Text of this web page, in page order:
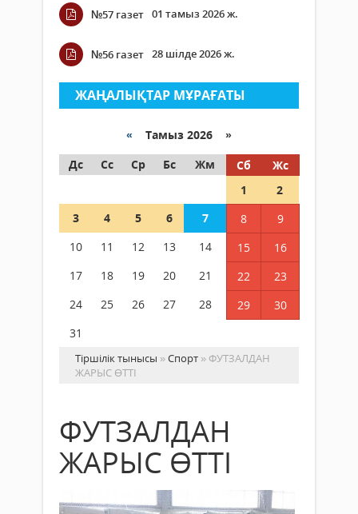
№57 газет 01 тамыз 2026 ж.
№56 газет 28 шілде 2026 ж.
ЖАҢАЛЫҚТАР МҰРАҒАТЫ
« Тамыз 2026 »
Дс
Сс Ср Бс Жм Сб
Жс
1
2
3
4 5 6 7 8
9
10
11 12 13 14 15
16
17
18 19 20 21 22
23
24
25 26 27 28 29
30
31
Тіршілік тынысы »Спорт » ФУТЗАЛДАН
ЖАРЫС ӨТТІ
ФУТЗАЛДАН
ЖАРЫС ӨТТІ